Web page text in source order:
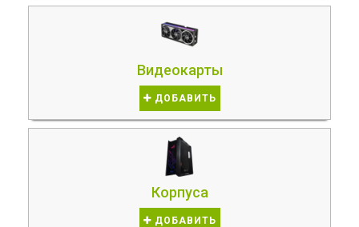
Видеокарты
ДОБАВИТЬ
Корпуса
ДОБАВИТЬ